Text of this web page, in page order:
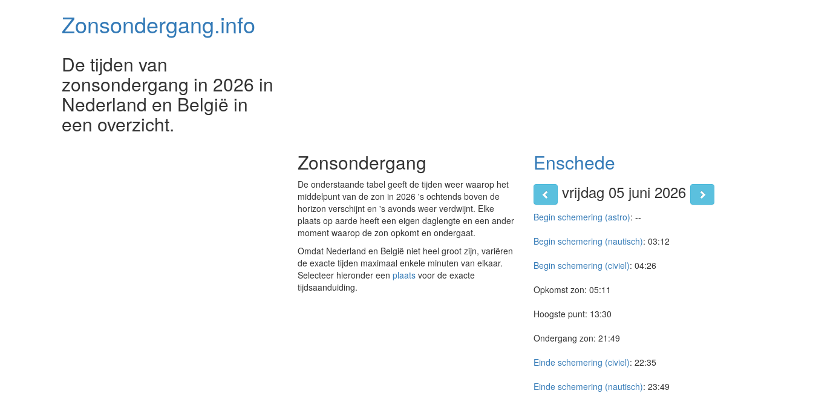
Zonsondergang.info
De tijden van
zonsondergang in 2026 in
Nederland en België in
een overzicht.
Zonsondergang
De onderstaande tabel geeft de tijden weer waarop het
middelpunt van de zon in 2026 's ochtends boven de
horizon verschijnt en 's avonds weer verdwijnt. Elke
plaats op aarde heeft een eigen daglengte en een ander
moment waarop de zon opkomt en ondergaat.
Omdat Nederland en België niet heel groot zijn, variëren
de exacte tijden maximaal enkele minuten van elkaar.
Selecteer hieronder een plaats voor de exacte
tijdsaanduiding.
Enschede
vrijdag 05 juni 2026
Begin schemering (astro): --
Begin schemering (nautisch): 03:12
Begin schemering (civiel): 04:26
Opkomst zon: 05:11
Hoogste punt: 13:30
Ondergang zon: 21:49
Einde schemering (civiel): 22:35
Einde schemering (nautisch): 23:49